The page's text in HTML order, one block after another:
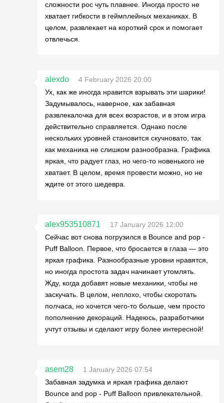
сложности рос чуть плавнее. Иногда просто не
хватает гибкости в геймплейных механиках. В
целом, развлекает на короткий срок и помогает
отвлечься.
alexdo
4 February 2026 20:00
Ух, как же иногда нравится взрывать эти шарики!
Задумывалось, наверное, как забавная
развлекалочка для всех возрастов, и в этом игра
действительно справляется. Однако после
нескольких уровней становится скучновато, так
как механика не слишком разнообразна. Графика
яркая, что радует глаз, но чего-то новенького не
хватает. В целом, время провести можно, но не
ждите от этого шедевра.
alex953510871
17 January 2026 12:00
Сейчас вот снова погрузился в Bounce and pop -
Puff Balloon. Первое, что бросается в глаза — это
яркая графика. Разнообразные уровни нравятся,
но иногда простота задач начинает утомлять.
Жду, когда добавят новые механики, чтобы не
заскучать. В целом, неплохо, чтобы скоротать
полчаса, но хочется чего-то больше, чем просто
пополнение декораций. Надеюсь, разработчики
учтут отзывы и сделают игру более интересной!
asem28
1 January 2026 07:54
Забавная задумка и яркая графика делают
Bounce and pop - Puff Balloon привлекательной.